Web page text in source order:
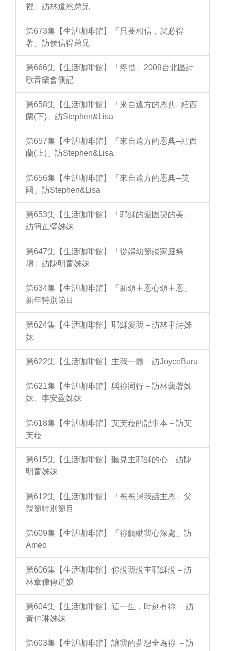
裡」訪林道然弟兄
第673集【生活咖啡館】「只要相信，就必得
著」訪侯信得弟兄
第666集【生活咖啡館】「疼惜」2009台北區詩
歌音樂會側記
第658集【生活咖啡館】「來自遠方的恩典─紐西
蘭(下)」訪Stephen&Lisa
第657集【生活咖啡館】「來自遠方的恩典─紐西
蘭(上)」訪Stephen&Lisa
第656集【生活咖啡館】「來自遠方的恩典─英
國」訪Stephen&Lisa
第653集【生活咖啡館】「耶穌的愛團契的美」
訪簡芷瑩姊妹
第647集【生活咖啡館】「從婦幼節談家庭祭
壇」訪陳明蕾姊妹
第634集【生活咖啡館】「新頌主恩心頌主恩」
新年特別節目
第624集【生活咖啡館】耶穌愛我－訪林聿詩姊
妹
第622集【生活咖啡館】主我一體－訪JoyceBuru
第621集【生活咖啡館】與祢同行－訪林藝馨姊
妹、李安盈姊妹
第618集【生活咖啡館】艾芙菈的記事本－訪艾
芙菈
第615集【生活咖啡館】聽見主耶穌的心－訪陳
明蕾姊妹
第612集【生活咖啡館】「爸爸與我話主恩」父
親節特別節目
第609集【生活咖啡館】「祢觸動我心深處」訪
Ameo
第606集【生活咖啡館】你說我說主耶穌說－訪
林章偉傳道娘
第604集【生活咖啡館】這一生，時刻有祢 －訪
黃仲琳姊妹
第603集【生活咖啡館】讓我的夢想全為祢 －訪